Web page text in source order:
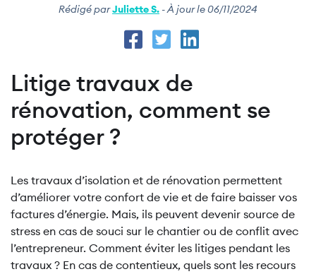
Rédigé parJuliette S. - À jour le 06/11/2024
Litige travaux de
rénovation, comment se
protéger ?
Les travaux d’isolation et de rénovation permettent
d’améliorer votre confort de vie et de faire baisser vos
factures d’énergie. Mais, ils peuvent devenir source de
stress en cas de souci sur le chantier ou de conflit avec
l’entrepreneur. Comment éviter les litiges pendant les
travaux ? En cas de contentieux, quels sont les recours